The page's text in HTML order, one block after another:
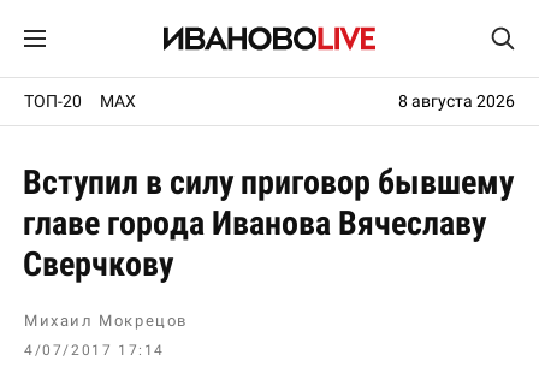
ТОП-20 MAX 8 августа 2026
Вступил в силу приговор бывшему
главе города Иванова Вячеславу
Сверчкову
Михаил Мокрецов
4/07/2017 17:14